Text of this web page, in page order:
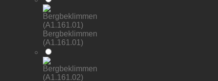
Bergbeklimmen
(A1.161.01)